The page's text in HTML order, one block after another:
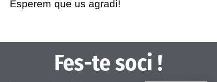
Esperem que us agradi!
Fes-te soci !​